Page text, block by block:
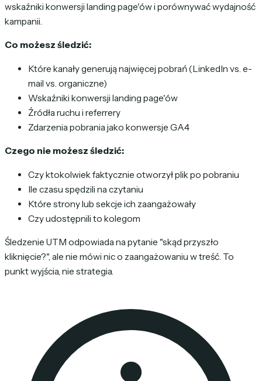
wskaźniki konwersji landing page'ów i porównywać wydajność
kampanii.
Co możesz śledzić:
Które kanały generują najwięcej pobrań (LinkedIn vs. e-
mail vs. organiczne)
Wskaźniki konwersji landing page'ów
Źródła ruchu i referrery
Zdarzenia pobrania jako konwersje GA4
Czego nie możesz śledzić:
Czy ktokolwiek faktycznie otworzył plik po pobraniu
Ile czasu spędzili na czytaniu
Które strony lub sekcje ich zaangażowały
Czy udostępnili to kolegom
Śledzenie UTM odpowiada na pytanie "skąd przyszło
kliknięcie?", ale nie mówi nic o zaangażowaniu w treść. To
punkt wyjścia, nie strategia.